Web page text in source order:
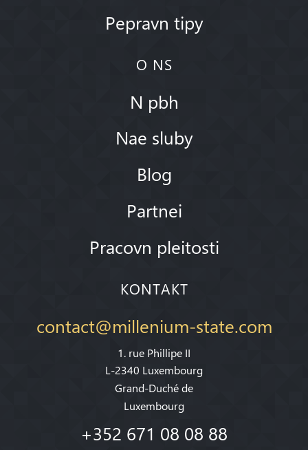
Pepravn tipy
O NS
N pbh
Nae sluby
Blog
Partnei
Pracovn pleitosti
KONTAKT
contact@millenium-state.com
1. rue Phillipe II
L-2340 Luxembourg
Grand-Duché de
Luxembourg
+352 671 08 08 88